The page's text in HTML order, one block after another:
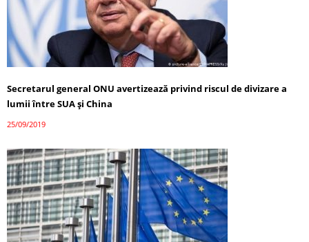
Secretarul general ONU avertizează privind riscul de divizare a
lumii între SUA şi China
25/09/2019